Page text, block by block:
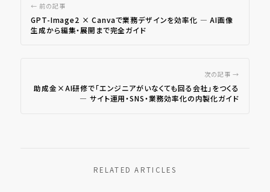
← 前の記事
GPT-Image2 × Canvaで業務デザインを効率化 ― AI画像
生成から編集・展開まで完全ガイド
次の記事 →
助成金×AI研修で「エンジニアがいなくても回る会社」をつくる
― サイト運用・SNS・業務効率化の内製化ガイド
RELATED ARTICLES